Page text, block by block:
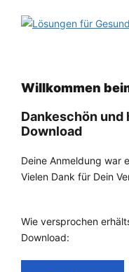
Inhalt
Willkommen
Dankeschön
Download
Deine Anmeldung war
Vielen Dank für Dein
Wie versprochen
Download: